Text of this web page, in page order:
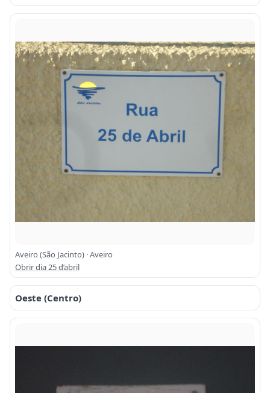
Aveiro (São Jacinto) · Aveiro
Obrir dia 25 d’abril
Oeste (Centro)